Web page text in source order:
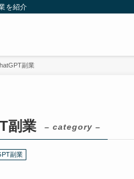
を紹介
副業
副業 – category –
副業